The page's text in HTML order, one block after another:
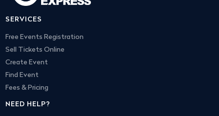
SERVICES
Free Events Registration
Sell Tickets Online
Create Event
Find Event
Fees & Pricing
NEED HELP?